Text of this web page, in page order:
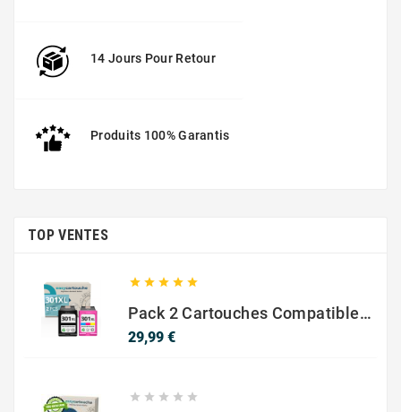
14 Jours Pour Retour
Produits 100% Garantis
TOP VENTES
    
Pack 2 Cartouches Compatible Avec HP 301 XL Noir Et Couleur
29,99 €Prix
    